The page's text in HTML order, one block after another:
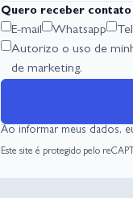
Quero receber
E-mail Whatsapp
Autorizo o uso de
de marketing.
Ao informar meus dados,
Este site é protegido pelo